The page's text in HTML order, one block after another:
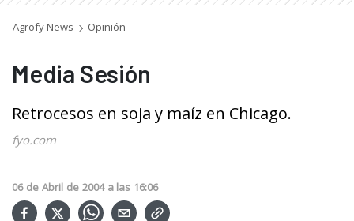
Agrofy News Opinión
Media Sesión
Retrocesos en soja y maíz en Chicago.
fyo.com
06 de Abril de 2004 a las 16:06